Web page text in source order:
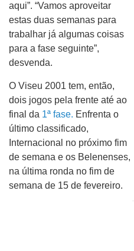
aqui”. “Vamos aproveitar
estas duas semanas para
trabalhar já algumas coisas
para a fase seguinte”,
desvenda.
O Viseu 2001 tem, então,
dois jogos pela frente até ao
final da 1ª fase. Enfrenta o
último classificado,
Internacional no próximo fim
de semana e os Belenenses,
na última ronda no fim de
semana de 15 de fevereiro.